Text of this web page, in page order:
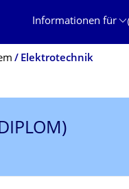
Informationen für
Elektrotechnik